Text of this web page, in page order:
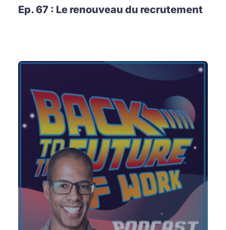
Ep. 67 : Le renouveau du recrutement